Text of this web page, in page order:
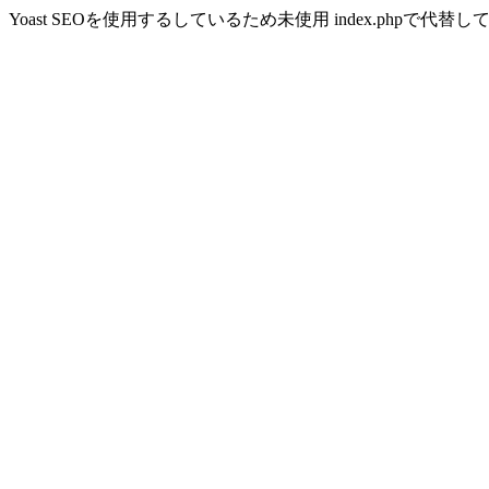
Yoast SEOを使用するしているため未使用 index.phpで代替し